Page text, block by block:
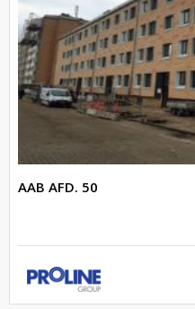
AAB AFD. 50